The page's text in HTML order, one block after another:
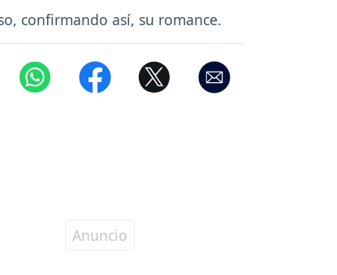
confirmando así, su romance.